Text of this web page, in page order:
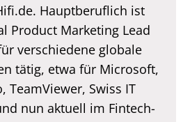
Hauptberuflich ist
Product Marketing Lead
verschiedene globale
tätig, etwa für Microsoft,
TeamViewer, Swiss IT
nun aktuell im Fintech-